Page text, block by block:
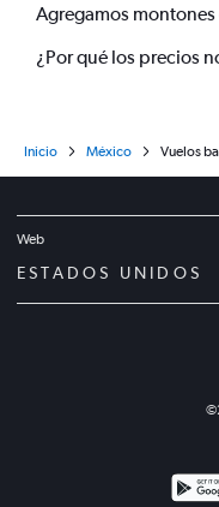
Agregamos
¿Por qué los precios
Inicio México Vuelos
Web
ESTADOS UNIDOS
©